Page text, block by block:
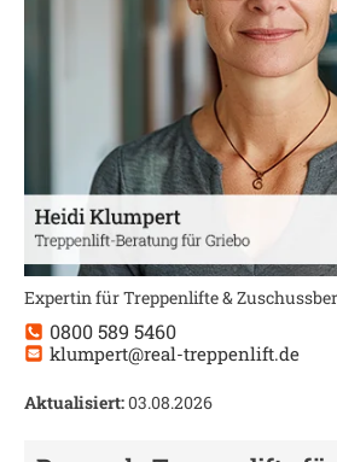
Expertin für Treppenlifte &
0800 589 5460
klumpert@real-treppenlift.de
Aktualisiert:03.08.2026